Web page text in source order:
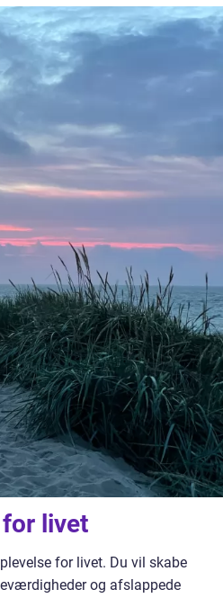
livet
for livet. Du vil skabe
og afslappede